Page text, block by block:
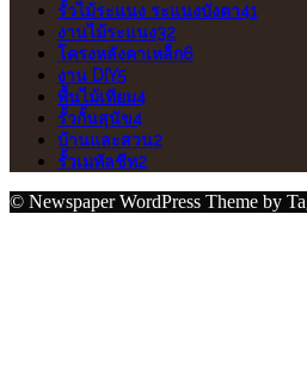
รั้วไม้ระแนง ระแนงบังตา41
งานไม้ระแนง32
โครงหลังคาเหล็ก6
งาน DIY5
พื้นไม้เทียม4
รั้วกั้นสุนัข4
บ้านและสวน2
รั้วเมทัลชีท2
© Newspaper WordPress Theme by